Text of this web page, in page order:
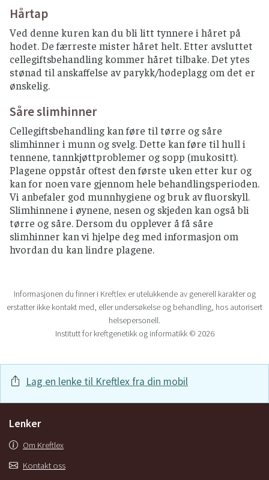
Hårtap
Ved denne kuren kan du bli litt tynnere i håret på
hodet. De færreste mister håret helt. Etter avsluttet
cellegiftsbehandling kommer håret tilbake. Det ytes
stønad til anskaffelse av parykk/hodeplagg om det er
ønskelig.
Såre slimhinner
Cellegiftsbehandling kan føre til tørre og såre
slimhinner i munn og svelg. Dette kan føre til hull i
tennene, tannkjøttproblemer og sopp (mukositt).
Plagene oppstår oftest den første uken etter kur og
kan for noen vare gjennom hele behandlingsperioden.
Vi anbefaler god munnhygiene og bruk av fluorskyll.
Slimhinnene i øynene, nesen og skjeden kan også bli
tørre og såre. Dersom du opplever å få såre
slimhinner kan vi hjelpe deg med informasjon om
hvordan du kan lindre plagene.
Informasjonen du finner i Kreftlex er utelukkende av generell karakter og
erstatter ikke kontakt med, eller undersøkelse og behandling, hos autorisert
helsepersonell.
Institutt for kreftgenetikk og informatikk © 2026
Lag en lenke til Kreftlex fra din mobil
Lenker
Om Kreftlex
Kontakt oss